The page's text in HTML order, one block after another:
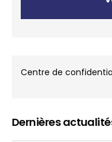
Centre de
Dernières